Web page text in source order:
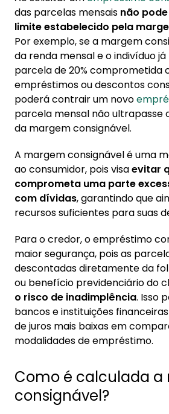
das parcelas mensais não
limite estabelecido pela
Por exemplo, se a margem
da renda mensal e o indivíduo já
parcela de 20% comprometida
empréstimos ou descontos
poderá contrair um novo
parcela mensal não ultrapasse
da margem consignável.
A margem consignável é uma
ao consumidor, pois visaevitar
comprometa uma parte
com dívidas, garantindo que
recursos suficientes para suas
Para o credor, o empréstimo
maior segurança, pois as
descontadas diretamente da
ou benefício previdenciário do
o risco de inadimplência. Isso
bancos e instituições
de juros mais baixas em
modalidades de empréstimo.
Como é calculada
consignável?